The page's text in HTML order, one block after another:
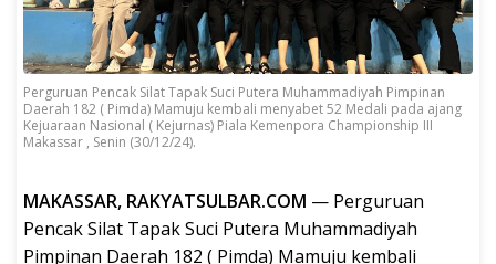
Perguruan Pencak Silat Tapak Suci Putera Muhammadiyah Pimpinan
Daerah 182 ( Pimda) Mamuju kembali menyabet 52 Medali pada ajang
Kejuaraan Nasional ( Kejurnas) Piala Kemenpora Championship III
Makassar , Senin (30/12/24).
MAKASSAR, RAKYATSULBAR.COM — Perguruan
Pencak Silat Tapak Suci Putera Muhammadiyah
Pimpinan Daerah 182 ( Pimda) Mamuju kembali